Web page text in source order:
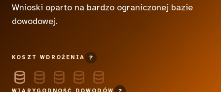
Wnioski oparto na bardzo ograniczonej bazie
dowodowej.
KOSZT WDROŻENIA ?